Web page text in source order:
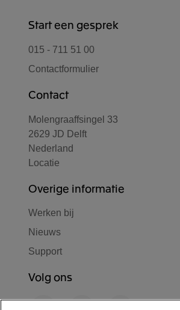
Start een gesprek
015 - 711 51 00
Contactformulier
Contact
Molengraaffsingel 33
2629 JD Delft
Nederland
Locatie
Overige informatie
Werken bij
Nieuws
Support
Volg ons
F
L
Y